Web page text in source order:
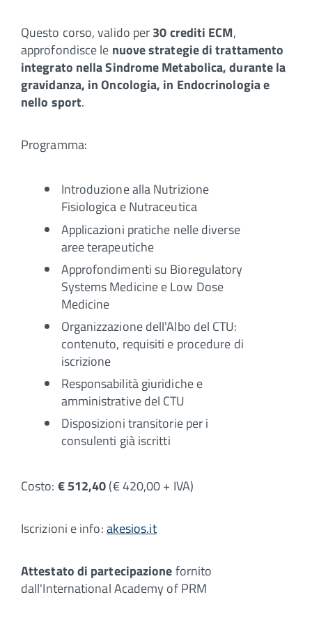
Questo corso, valido per30 crediti ECM,
approfondisce le nuove strategie di trattamento
integrato nella Sindrome Metabolica, durante la
gravidanza, in Oncologia, in Endocrinologia e
nello sport.
Programma:
Introduzione alla Nutrizione
Fisiologica e Nutraceutica
Applicazioni pratiche nelle diverse
aree terapeutiche
Approfondimenti su Bioregulatory
Systems Medicine e Low Dose
Medicine
Organizzazione dell'Albo del CTU:
contenuto, requisiti e procedure di
iscrizione
Responsabilità giuridiche e
amministrative del CTU
Disposizioni transitorie per i
consulenti già iscritti
Costo: € 512,40(€ 420,00 + IVA)
Iscrizioni e info:akesios.it
Attestato di partecipazionefornito
dall'International Academy of PRM